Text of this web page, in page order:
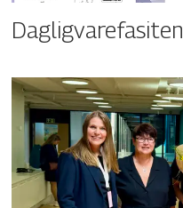
Dagligvarefasiten